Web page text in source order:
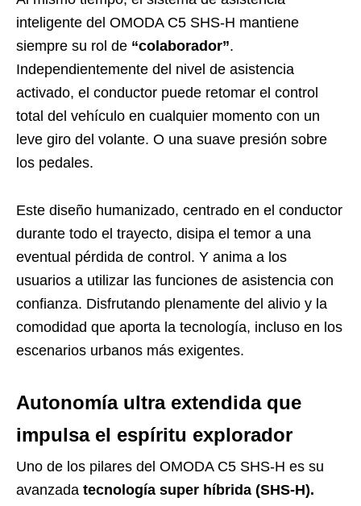
inteligente del OMODA C5 SHS-H mantiene
siempre su rol de “colaborador”.
Independientemente del nivel de asistencia
activado, el conductor puede retomar el control
total del vehículo en cualquier momento con un
leve giro del volante. O una suave presión sobre
los pedales.
Este diseño humanizado, centrado en el conductor
durante todo el trayecto, disipa el temor a una
eventual pérdida de control. Y anima a los
usuarios a utilizar las funciones de asistencia con
confianza. Disfrutando plenamente del alivio y la
comodidad que aporta la tecnología, incluso en los
escenarios urbanos más exigentes.
Autonomía ultra extendida que
impulsa el espíritu explorador
Uno de los pilares del OMODA C5 SHS-H es su
avanzada tecnología super híbrida (SHS-H).